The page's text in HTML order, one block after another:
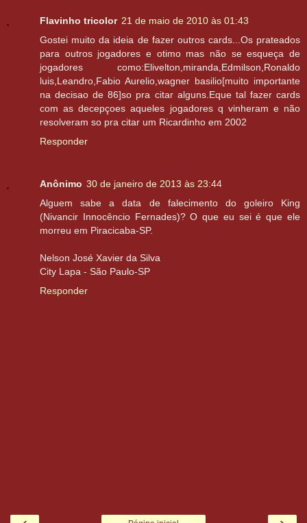
Flavinho tricolor 21 de maio de 2010 às 01:43
Gostei muito da ideia de fazer outros cards...Os prateados
para outros jogadores e otimo mas não se esqueça de
jogadores como:Elivelton,miranda,Edmilson,Ronaldo
luis,Leandro,Fabio Aurelio,wagner basilio[muito importante
na decisao de 86]so pra citar alguns.Eque tal fazer cards
com as decepçoes aqueles jogadores q vinheram e não
resolveram so pra citar um Ricardinho em 2002
Responder
Anônimo 30 de janeiro de 2013 às 23:44
Alguem sabe a data de falecimento do goleiro King
(Nivancir Innocêncio Fernades)? O que eu sei é que ele
morreu em Piracicaba-SP.
Nelson José Xavier da Silva
City Lapa - São Paulo-SP
Responder